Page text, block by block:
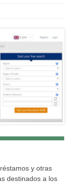
y otras
destinados a los